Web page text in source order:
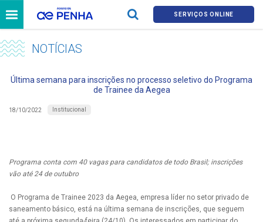
SERVIÇOS ONLINE
NOTÍCIAS
Última semana para inscrições no processo seletivo do Programa
de Trainee da Aegea
18/10/2022 Institucional
Programa conta com 40 vagas para candidatos de todo Brasil; inscrições
vão até 24 de outubro
O Programa de Trainee 2023 da Aegea, empresa líder no setor privado de
saneamento básico, está na última semana de inscrições, que seguem